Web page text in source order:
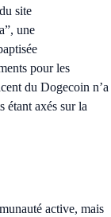
site
une
pour les
du Dogecoin n’a
étant axés sur la
active, mais